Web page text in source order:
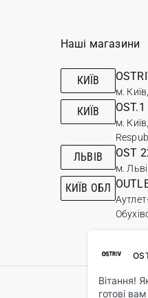
Наші магазини
КИЇВ
м.
КИЇВ OST.1
м.
ЛЬВІВ OST
м.
КИЇВ ОБЛ